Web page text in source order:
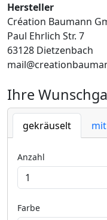
Hersteller
Création Baumann
Paul Ehrlich Str. 7
63128 Dietzenbach
Ihre
gekräuselt
Anzahl
Farbe